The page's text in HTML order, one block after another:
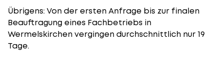
Übrigens: Von der ersten Anfrage bis zur finalen
Beauftragung eines Fachbetriebs in
Wermelskirchen vergingen durchschnittlich nur 19
Tage.